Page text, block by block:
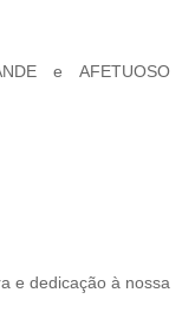
e AFETUOSO
e dedicação à nossa